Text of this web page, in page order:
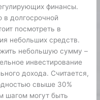
финансы.
в долгосрочной
посмотреть в
небольших средств.
небольшую сумму –
инвестирование
дохода. Считается,
свыше 30%
шагом могут быть